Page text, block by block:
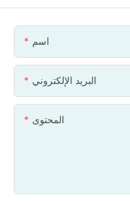
اسم
البريد الإلكتروني
المحتوى